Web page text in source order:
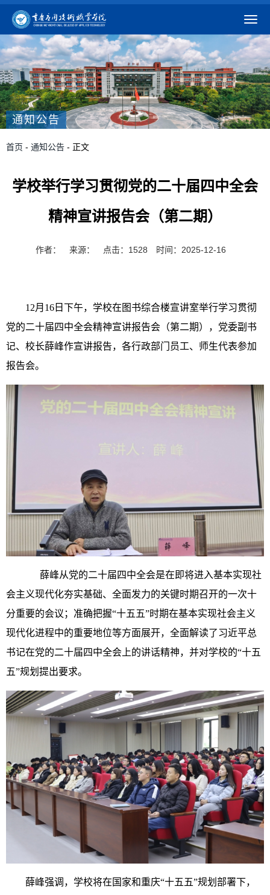
通知公告
首页 - 通知公告 - 正文
学校举行学习贯彻党的二十届四中全会
精神宣讲报告会（第二期）
作者： 来源： 点击： 1528 时间：2025-12-16
12月16日下午，学校在图书综合楼宣讲室举行学习贯彻
党的二十届四中全会精神宣讲报告会（第二期），党委副书
记、校长薛峰作宣讲报告，各行政部门员工、师生代表参加
报告会。
薛峰从党的二十届四中全会是在即将进入基本实现社
会主义现代化夯实基础、全面发力的关键时期召开的一次十
分重要的会议；准确把握“十五五”时期在基本实现社会主义
现代化进程中的重要地位等方面展开，全面解读了习近平总
书记在党的二十届四中全会上的讲话精神，并对学校的“十五
五”规划提出要求。
薛峰强调，学校将在国家和重庆“十五五”规划部署下，